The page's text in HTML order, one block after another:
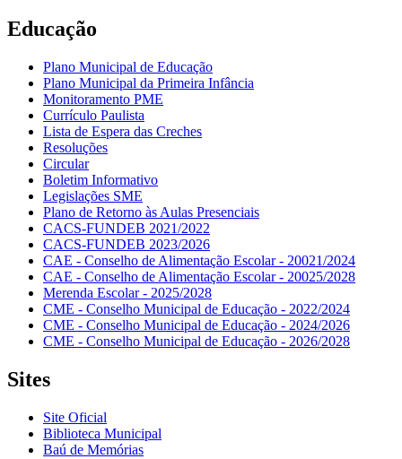
Educação
Plano Municipal de Educação
Plano Municipal da Primeira Infância
Monitoramento PME
Currículo Paulista
Lista de Espera das Creches
Resoluções
Circular
Boletim Informativo
Legislações SME
Plano de Retorno às Aulas Presenciais
CACS-FUNDEB 2021/2022
CACS-FUNDEB 2023/2026
CAE - Conselho de Alimentação Escolar - 20021/2024
CAE - Conselho de Alimentação Escolar - 20025/2028
Merenda Escolar - 2025/2028
CME - Conselho Municipal de Educação - 2022/2024
CME - Conselho Municipal de Educação - 2024/2026
CME - Conselho Municipal de Educação - 2026/2028
Sites
Site Oficial
Biblioteca Municipal
Baú de Memórias